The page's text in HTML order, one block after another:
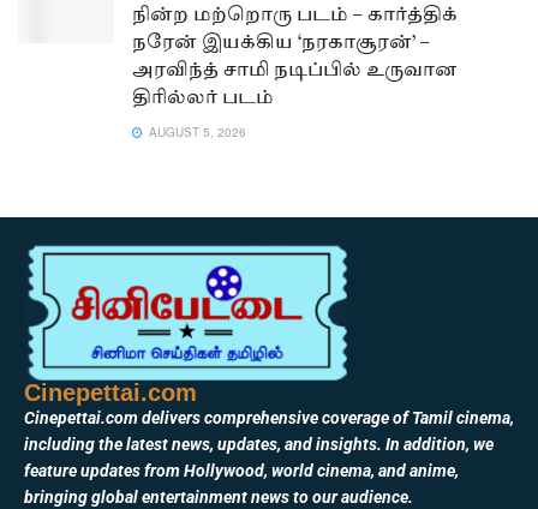
நின்ற மற்றொரு படம் – கார்த்திக்
நரேன் இயக்கிய ‘நரகாசூரன்’ –
அரவிந்த் சாமி நடிப்பில் உருவான
திரில்லர் படம்
AUGUST 5, 2026
Cinepettai.com
Cinepettai.com delivers comprehensive coverage of Tamil cinema,
including the latest news, updates, and insights. In addition, we
feature updates from Hollywood, world cinema, and anime,
bringing global entertainment news to our audience.